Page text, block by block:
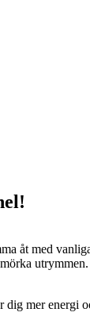
åt med
utrymmen.
dig mer energi